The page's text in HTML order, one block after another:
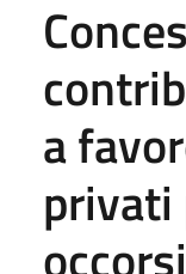
a
privati